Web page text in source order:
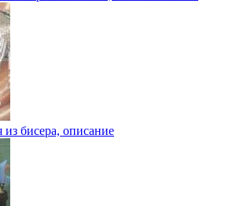
бисера, описание